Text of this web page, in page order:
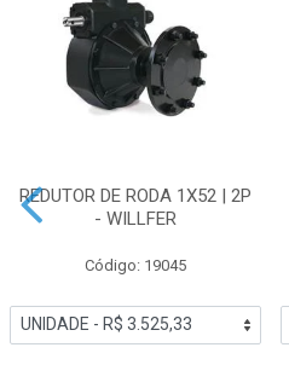
REDUTOR DE RODA 1X52 | 2P
- WILLFER
Código: 19045